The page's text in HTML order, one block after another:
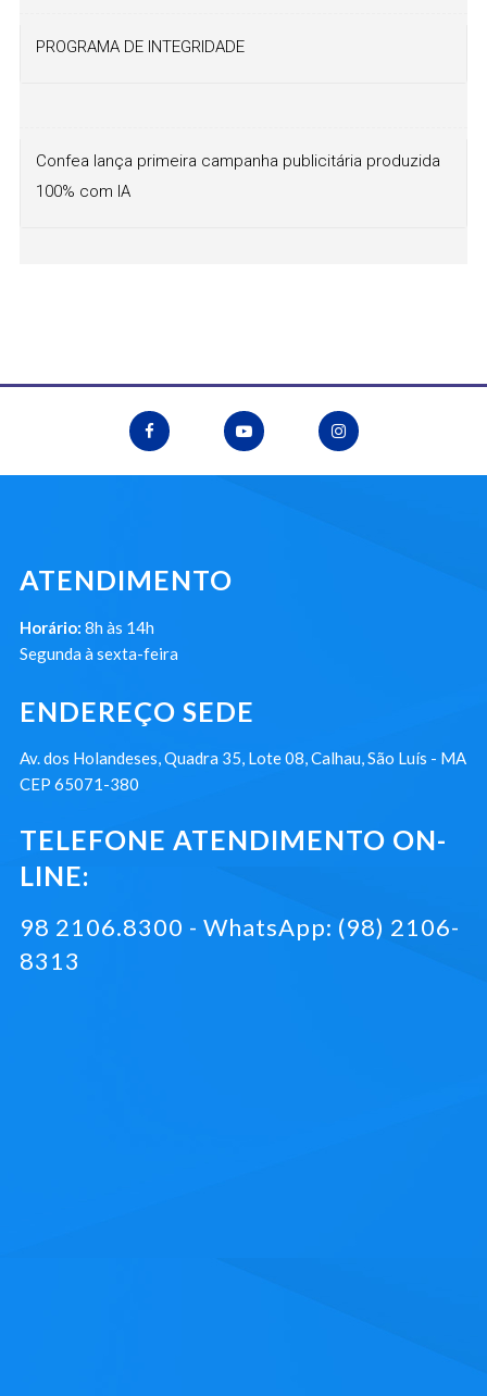
PROGRAMA DE INTEGRIDADE
Confea lança primeira campanha publicitária produzida
100% com IA
ATENDIMENTO
Horário: 8h às 14h
Segunda à sexta-feira
ENDEREÇO SEDE
Av. dos Holandeses, Quadra 35, Lote 08, Calhau, São Luís - MA
CEP 65071-380
TELEFONE ATENDIMENTO ON-
LINE:
98 2106.8300 - WhatsApp: (98) 2106-
8313